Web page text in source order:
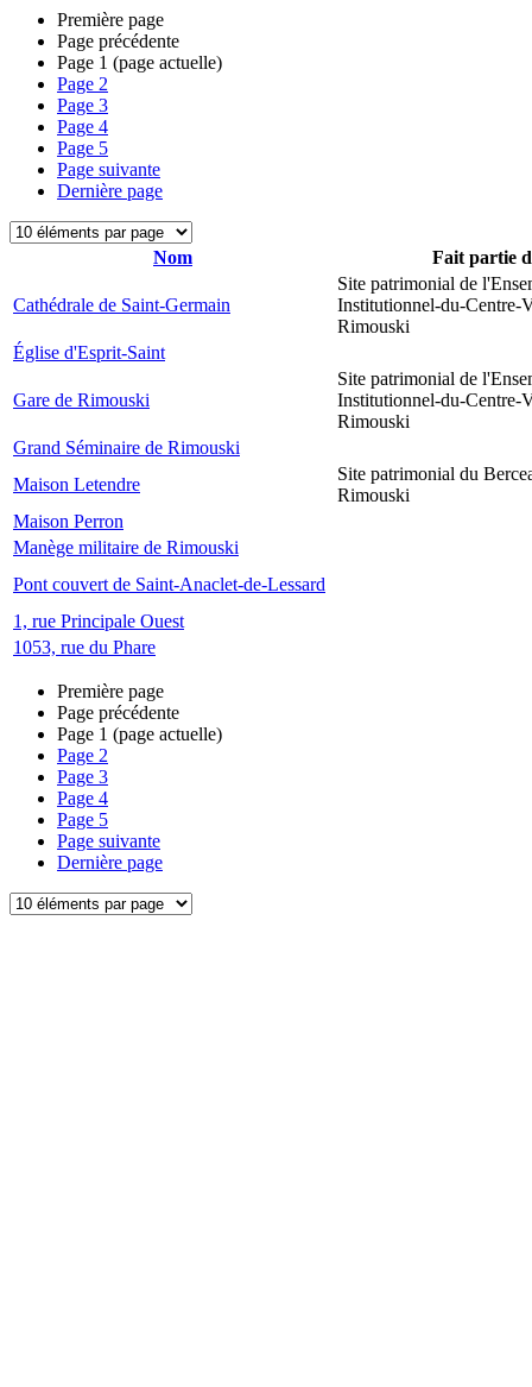
Première page
Page précédente
Page 1 (page actuelle)
Page 2
Page 3
Page 4
Page 5
Page suivante
Dernière page
Nom Fait partie
Cathédrale de Saint-Germain
Site patrimonial de
Institutionnel-du-Centre-
Rimouski
Église d'Esprit-Saint
Gare de Rimouski
Site patrimonial de
Institutionnel-du-Centre-
Rimouski
Grand Séminaire de Rimouski
Maison Letendre
Site patrimonial du
Rimouski
Maison Perron
Manège militaire de Rimouski
Pont couvert de Saint-Anaclet-de-Lessard
1, rue Principale Ouest
1053, rue du Phare
Première page
Page précédente
Page 1 (page actuelle)
Page 2
Page 3
Page 4
Page 5
Page suivante
Dernière page